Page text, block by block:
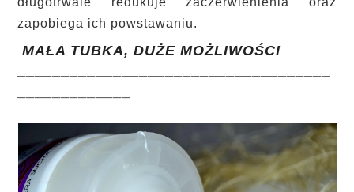
zapobiega ich powstawaniu.
MAŁA TUBKA, DUŻE MOŻLIWOŚCI